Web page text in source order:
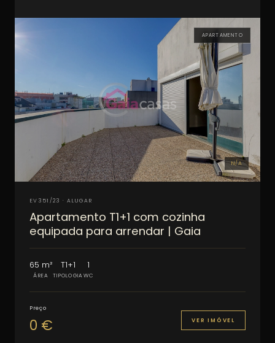
APARTAMENTO
N/A
EV351/23 · ALUGAR
Apartamento T1+1 com cozinha
equipada para arrendar | Gaia
65 m²
ÁREA
T1+1
TIPOLOGIA
1
WC
Preço
0 € VER IMÓVEL